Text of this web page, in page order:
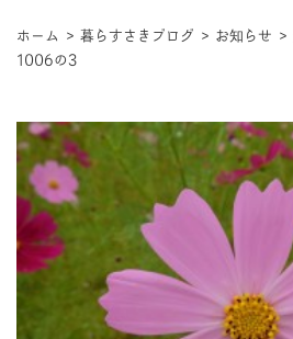
ホーム > 暮らすさきブログ > お知らせ >
1006の3